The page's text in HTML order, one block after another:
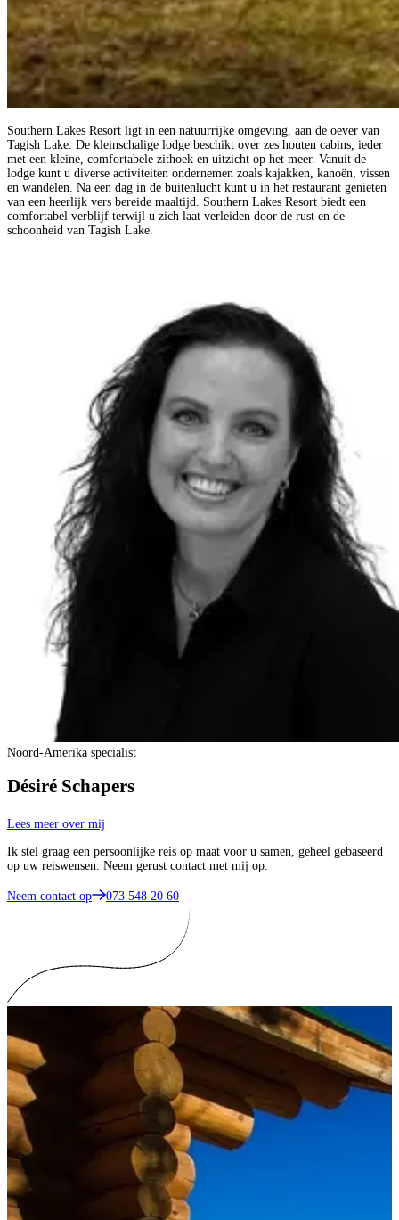
Southern Lakes Resort ligt in een natuurrijke omgeving, aan de oever van
Tagish Lake. De kleinschalige lodge beschikt over zes houten cabins, ieder
met een kleine, comfortabele zithoek en uitzicht op het meer. Vanuit de
lodge kunt u diverse activiteiten ondernemen zoals kajakken, kanoën, vissen
en wandelen. Na een dag in de buitenlucht kunt u in het restaurant genieten
van een heerlijk vers bereide maaltijd. Southern Lakes Resort biedt een
comfortabel verblijf terwijl u zich laat verleiden door de rust en de
schoonheid van Tagish Lake.
Noord-Amerika specialist
Désiré Schapers
Lees meer over mij
Ik stel graag een persoonlijke reis op maat voor u samen, geheel gebaseerd
op uw reiswensen. Neem gerust contact met mij op.
Neem contact op 073 548 20 60